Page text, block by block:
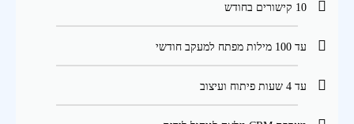
10 קישורים בחודש
עד 100 מילות מפתח למעקב חודשי
עד 4 שעות פיתוח ועיצוב